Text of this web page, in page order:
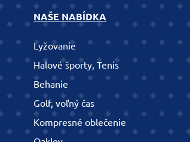
NAŠE NABÍDKA
Lyžovanie
Halové športy, Tenis
Behanie
Golf, voľný čas
Kompresné oblečenie